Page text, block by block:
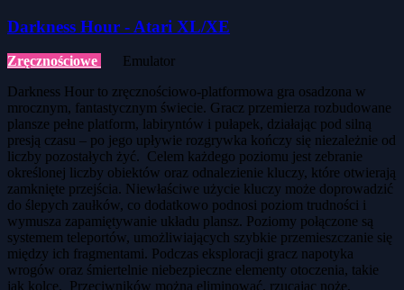
Darkness Hour - Atari XL/XE
Zręcznościowe
Emulator
Darkness Hour to zręcznościowo-platformowa gra osadzona w
mrocznym, fantastycznym świecie. Gracz przemierza rozbudowane
plansze pełne platform, labiryntów i pułapek, działając pod silną
presją czasu – po jego upływie rozgrywka kończy się niezależnie od
liczby pozostałych żyć. Celem każdego poziomu jest zebranie
określonej liczby obiektów oraz odnalezienie kluczy, które otwierają
zamknięte przejścia. Niewłaściwe użycie kluczy może doprowadzić
do ślepych zaułków, co dodatkowo podnosi poziom trudności i
wymusza zapamiętywanie układu plansz. Poziomy połączone są
systemem teleportów, umożliwiających szybkie przemieszczanie się
między ich fragmentami. Podczas eksploracji gracz napotyka
wrogów oraz śmiertelnie niebezpieczne elementy otoczenia, takie
jak kolce. Przeciwników można eliminować, rzucając noże,